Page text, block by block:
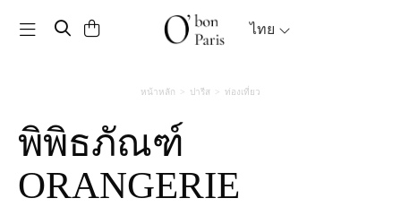
Toggle navigation ไทย
หน้าหลัก ปารีส ท่องเที่ยว
พิพิธภัณฑ์
ORANGERIE